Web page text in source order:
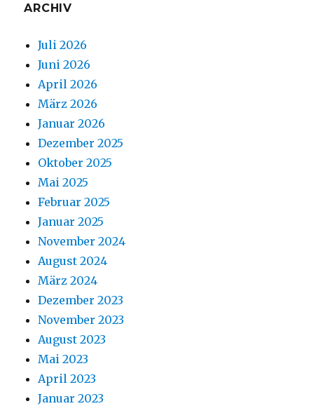
ARCHIV
Juli 2026
Juni 2026
April 2026
März 2026
Januar 2026
Dezember 2025
Oktober 2025
Mai 2025
Februar 2025
Januar 2025
November 2024
August 2024
März 2024
Dezember 2023
November 2023
August 2023
Mai 2023
April 2023
Januar 2023